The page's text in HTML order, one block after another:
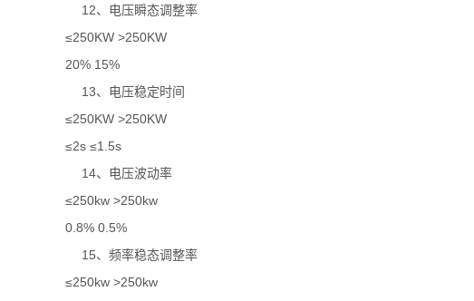
12、电压瞬态调整率
≤250KW >250KW
20% 15%
13、电压稳定时间
≤250KW >250KW
≤2s ≤1.5s
14、电压波动率
≤250kw >250kw
0.8% 0.5%
15、频率稳态调整率
≤250kw >250kw